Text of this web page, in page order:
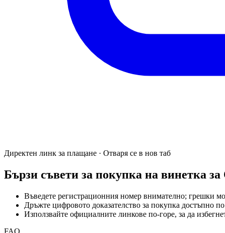
Директен линк за плащане · Отваря се в нов таб
Бързи съвети за покупка на винетка
Въведете регистрационния номер внимателно; грешки
Дръжте цифровото доказателство за покупка достъпно
Използвайте официалните линкове по-горе, за да
FAQ